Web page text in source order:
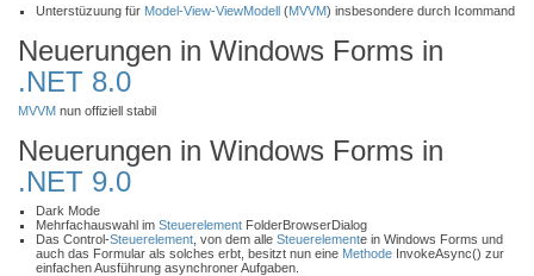
Unterstüzuung für Model-View-ViewModell (MVVM) insbesondere durch Icommand
Neuerungen in Windows Forms in
.NET 8.0
MVVM nun offiziell stabil
Neuerungen in Windows Forms in
.NET 9.0
Dark Mode
Mehrfachauswahl im Steuerelement FolderBrowserDialog
Das Control-Steuerelement , von dem alle Steuerelemente in Windows Forms und
auch das Formular als solches erbt, besitzt nun eine Methode InvokeAsync() zur
einfachen Ausführung asynchroner Aufgaben.